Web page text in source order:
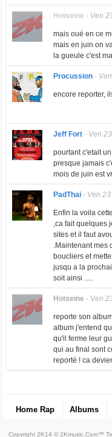
Hotseine - Ven
mais oué en ce
mais en juin on
la gueule c'est
Procussion-
encore reporter,
Jeff Fort- Ven
pourtant c'etait
presque jamais
mois de juin est
PadThai- Ven
Enfin la voila
,ca fait quelques
sites et il faut
.Maintenant mes
boucliers et
jusqu a la
soit ainsi .....
Hotseine - Ven
reporte son
album j'entend
qu'il ferme leur
qui au final sont
reporté ! ca
Home Rap Albums
Copyright 2K14 © 2Kmusic.com™